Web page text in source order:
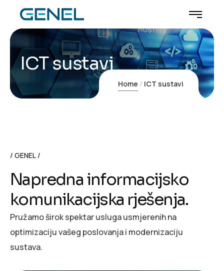
ICT sustavi
Home ICT sustavi
GENEL
Napredna informacijsko
komunikacijska rješenja.
Pružamo širok spektar usluga usmjerenih na
optimizaciju vašeg poslovanja i modernizaciju
sustava.